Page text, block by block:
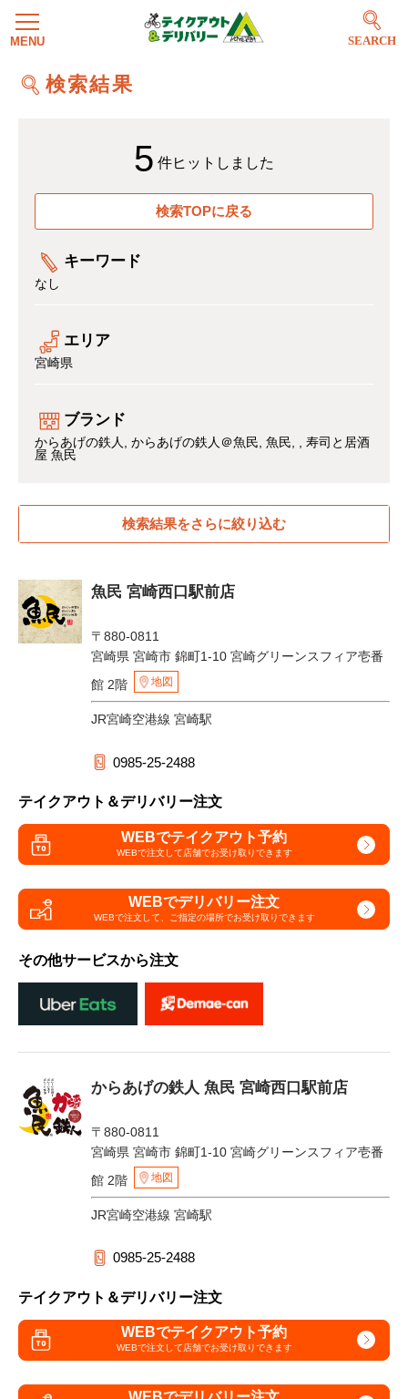
SEARCH
検索結果
5 件ヒットしました
検索TOPに戻る
キーワード
なし
エリア
宮崎県
ブランド
からあげの鉄人 からあげの鉄人＠魚民 魚民
寿司と居酒
屋 魚民
検索結果をさらに絞り込む
魚民 宮崎西口駅前店
〒880-0811
宮崎県 宮崎市 錦町1-10 宮崎グリーンスフィア壱番
館 2階
地図
JR宮崎空港線 宮崎駅
0985-25-2488
テイクアウト＆デリバリー注文
WEBでテイクアウト予約
WEBで注文して店舗でお受け取りできます
WEBでデリバリー注文
WEBで注文して、 ご指定の場所でお受け取りできます
その他サービスから注文
からあげの鉄人 魚民 宮崎西口駅前店
〒880-0811
宮崎県 宮崎市 錦町1-10 宮崎グリーンスフィア壱番
館 2階
地図
JR宮崎空港線 宮崎駅
0985-25-2488
テイクアウト＆デリバリー注文
WEBでテイクアウト予約
WEBで注文して店舗でお受け取りできます